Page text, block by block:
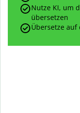
Nutze KI, um
übersetzen
Übersetze